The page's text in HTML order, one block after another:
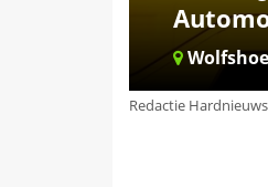
Redactie Hardnieuws